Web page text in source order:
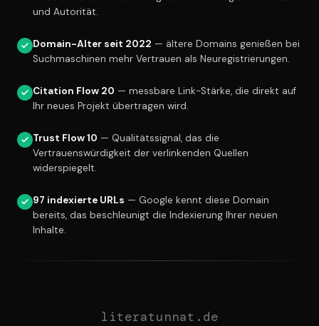
und Autorität.
Domain-Alter seit 2022 — ältere Domains genießen bei
Suchmaschinen mehr Vertrauen als Neuregistrierungen.
Citation Flow 20 — messbare Link-Stärke, die direkt auf
Ihr neues Projekt übertragen wird.
Trust Flow 10 — Qualitätssignal, das die
Vertrauenswürdigkeit der verlinkenden Quellen
widerspiegelt.
97 indexierte URLs — Google kennt diese Domain
bereits, das beschleunigt die Indexierung Ihrer neuen
Inhalte.
literatunnat.de